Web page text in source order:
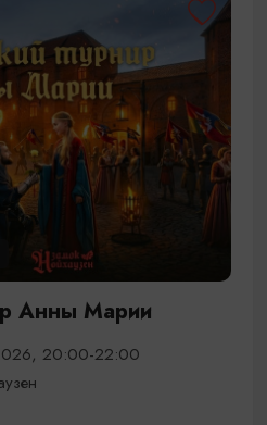
Анны Марии
20:00-22:00